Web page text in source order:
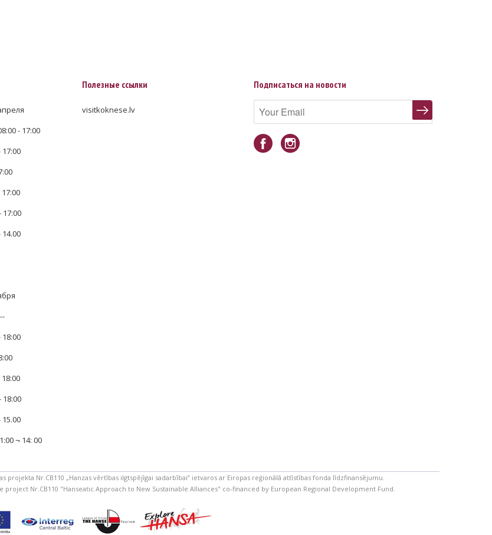
- 17:00
¬ 14: 00
Полезные ссылки
visitkoknese.lv
Подписаться на новости
projekta Nr.CB110 „Hanzas vērtības ilgtspējīgai sadarbībai” ietvaros ar Eiropas reģionālā attīstības fonda līdzfinansējumu.
Nr.CB110 "Hanseatic Approach to New Sustainable Alliances" co-financed by European Regional Development Fund.